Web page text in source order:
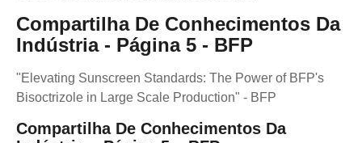
Compartilha De Conhecimentos Da
Indústria - Página 5 - BFP
"Elevating Sunscreen Standards: The Power of BFP's
Bisoctrizole in Large Scale Production" - BFP
Compartilha De Conhecimentos Da